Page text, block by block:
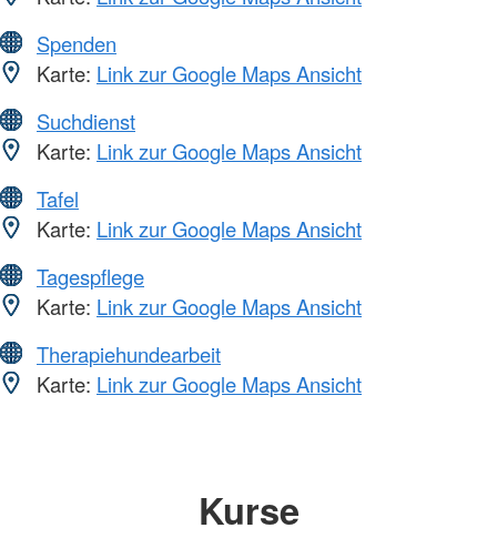
Spenden
Karte: Link zur Google Maps Ansicht
Suchdienst
Karte: Link zur Google Maps Ansicht
Tafel
Karte: Link zur Google Maps Ansicht
Tagespflege
Karte: Link zur Google Maps Ansicht
Therapiehundearbeit
Karte: Link zur Google Maps Ansicht
Kurse